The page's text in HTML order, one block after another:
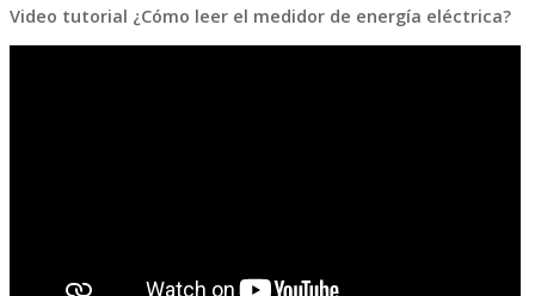
Video tutorial ¿Cómo leer el medidor de energía eléctrica?